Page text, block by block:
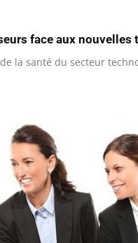
face aux nouvelles
la santé du secteur